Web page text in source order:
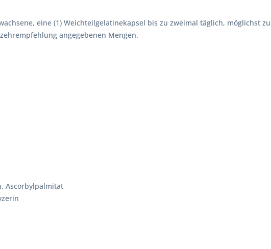
eine (1) Weichteilgelatinekapsel bis zu zweimal täglich, möglichst
angegebenen Mengen.
Ascorbylpalmitat